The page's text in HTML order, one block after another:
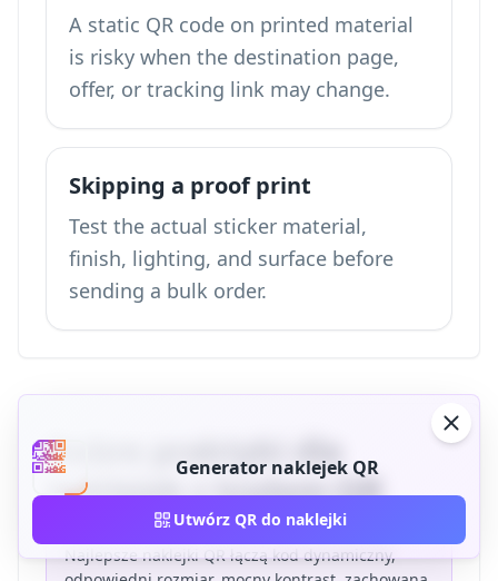
A static QR code on printed material
is risky when the destination page,
offer, or tracking link may change.
Skipping a proof print
Test the actual sticker material,
finish, lighting, and surface before
sending a bulk order.
Dobre praktyki dla
naklejek z kodem QR
Najlepsze naklejki QR łączą kod dynamiczny,
Generator naklejek QR
Utwórz QR do naklejki